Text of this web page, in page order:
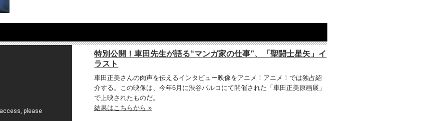
特別公開！車田先生が語る“マンガ家の仕事”、「聖闘士星矢」イ
ラスト
車田正美さんの肉声を伝えるインタビュー映像をアニメ！アニメ！では独占紹
介する。この映像は、今年6月に渋谷パルコにて開催された「車田正美原画展」
で上映されたものだ。
結果はこちらから »